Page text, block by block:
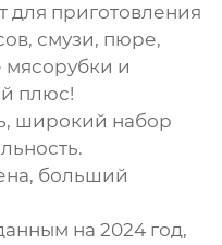
для приготовления
смузи, пюре,
мясорубки и
плюс!
широкий набор
больший
на 2024 год,